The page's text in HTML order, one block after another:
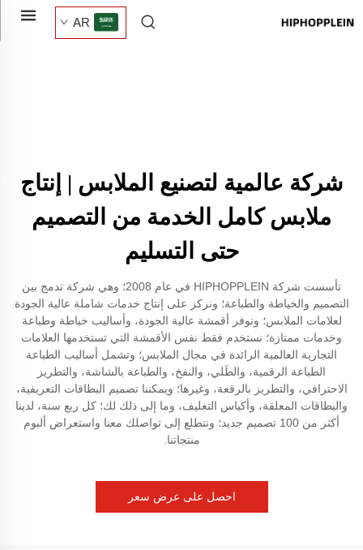
AR
شركة عالمية لتصنيع الملابس | إنتاج
ملابس كامل الخدمة من التصميم
حتى التسليم
تأسست شركة HIPHOPPLEIN في عام 2008؛ وهي شركة تدمج بين
التصميم والخياطة والطباعة؛ ونركز على إنتاج خدمات شاملة عالية الجودة
لعلامات الملابس؛ ونوفر أقمشة عالية الجودة، وأساليب خياطة وطباعة
وخدمات ممتازة؛ نستخدم فقط نفس الأقمشة التي تستخدمها العلامات
التجارية العالمية الرائدة في مجال الملابس؛ وتشمل أساليب الطباعة
الطباعة الرقمية، والطَلي، والنفخ، والطباعة بالشاشة، والتطريز
الاحترافي، والتطريز بالرقعة، وغيرها؛ ويمكننا تصميم البطاقات التعريفية،
والبطاقات المعلقة، وأكياس التغليف، وما إلى ذلك لك؛ كل ربع سنة، لدينا
أكثر من 100 تصميم جديد؛ ونتطلع إلى تواصلك معنا واستعراض ألبوم
منتجاتنا.
احصل على عرض سعر